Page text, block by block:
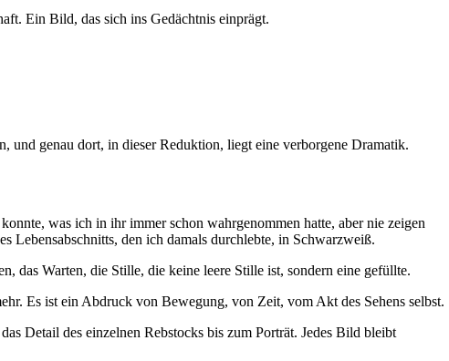
Ein Bild, das sich ins Gedächtnis einprägt.
und genau dort, in dieser Reduktion, liegt eine verborgene Dramatik.
was ich in ihr immer schon wahrgenommen hatte, aber nie zeigen
Lebensabschnitts, den ich damals durchlebte, in Schwarzweiß.
das Warten, die Stille, die keine leere Stille ist, sondern eine gefüllte.
Es ist ein Abdruck von Bewegung, von Zeit, vom Akt des Sehens selbst.
Detail des einzelnen Rebstocks bis zum Porträt. Jedes Bild bleibt